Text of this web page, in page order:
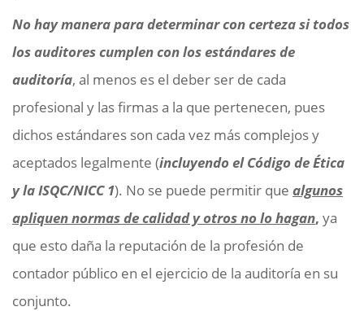
No hay manera para determinar con certeza si todos
los auditores cumplen con los estándares de
auditoría, al menos es el deber ser de cada
profesional y las firmas a la que pertenecen, pues
dichos estándares son cada vez más complejos y
aceptados legalmente (incluyendo el Código de Ética
y la ISQC/NICC 1). No se puede permitir que algunos
apliquen normas de calidad y otros no lo hagan, ya
que esto daña la reputación de la profesión de
contador público en el ejercicio de la auditoría en su
conjunto.